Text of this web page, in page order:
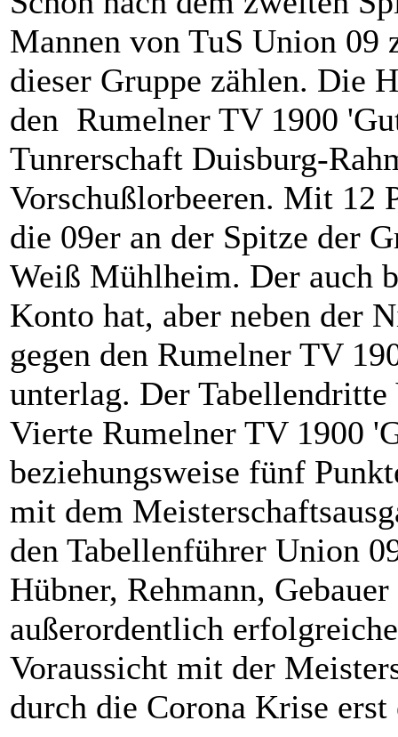
Mannen von TuS Union 09
dieser Gruppe zählen. Die
den Rumelner TV 1900
Tunrerschaft Duisburg-
Vorschußlorbeeren. Mit 12
die 09er an der Spitze der
Weiß Mühlheim. Der auch
Konto hat, aber neben der
gegen den Rumelner TV
unterlag. Der
Vierte Rumelner TV 1900
beziehungsweise fünf
mit dem
den Tabellenführer Union
Hübner, Rehmann,
außerordentlich
Voraussicht mit der
durch die Corona Krise